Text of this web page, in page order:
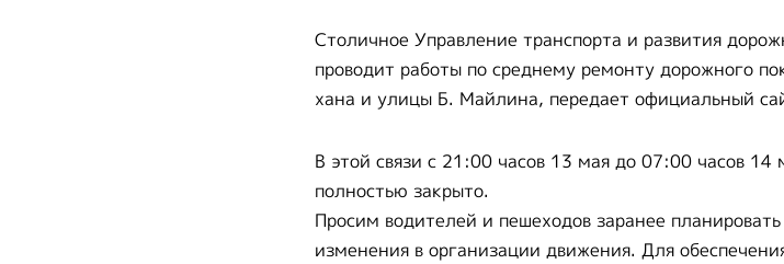
Столичное Управление транспорта и развития
проводит работы по среднему ремонту дорожного
хана и улицы Б. Майлина, передает официальный
В этой связи с 21:00 часов 13 мая до 07:00 часов
полностью закрыто.
Просим водителей и пешеходов заранее
изменения в организации движения. Для